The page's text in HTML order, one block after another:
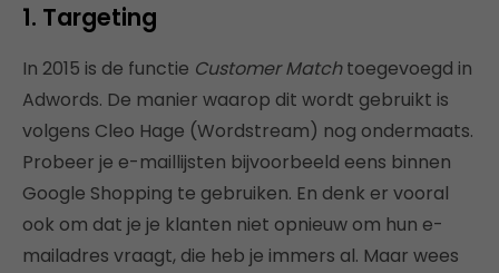
1. Targeting
In 2015 is de functie Customer Matchtoegevoegd in
Adwords. De manier waarop dit wordt gebruikt is
volgens Cleo Hage (Wordstream) nog ondermaats.
Probeer je e-maillijsten bijvoorbeeld eens binnen
Google Shopping te gebruiken. En denk er vooral
ook om dat je je klanten niet opnieuw om hun e-
mailadres vraagt, die heb je immers al. Maar wees